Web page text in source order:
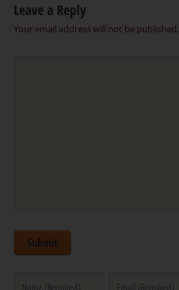
Leave a Reply
Your email address will not be published.
Submit